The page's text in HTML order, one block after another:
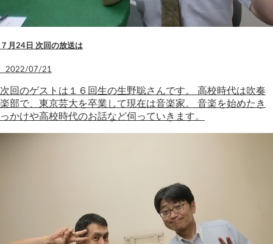
７月24日 次回の放送は
2022/07/21
次回のゲストは１６回生の生野聡さんです。 高校時代は吹奏
楽部で、東京芸大を卒業して現在は音楽家。 音楽を始めたき
っかけや高校時代のお話など伺っていきます。